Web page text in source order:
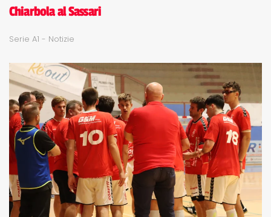
Chiarbola al Sassari
Serie A1 - Notizie